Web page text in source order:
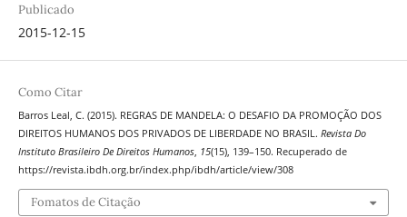
Publicado
2015-12-15
Como Citar
Barros Leal, C. (2015). REGRAS DE MANDELA: O DESAFIO DA PROMOÇÃO DOS
DIREITOS HUMANOS DOS PRIVADOS DE LIBERDADE NO BRASIL. Revista Do
Instituto Brasileiro De Direitos Humanos, 15(15), 139–150. Recuperado de
https://revista.ibdh.org.br/index.php/ibdh/article/view/308
Fomatos de Citação